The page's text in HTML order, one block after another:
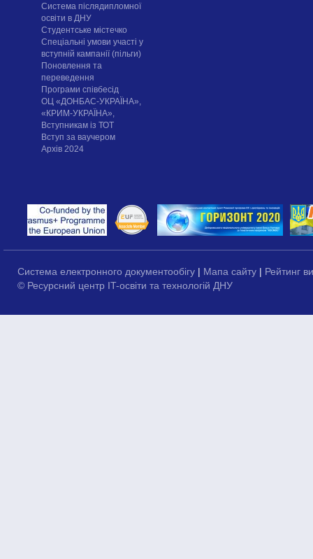
Система післядипломної
освіти в ДНУ
Cтудентське містечко
Спеціальні умови участі у
вступній кампанії (пільги)
Поновлення та
переведення
Програми співбесід
ОЦ «ДОНБАС-УКРАЇНА»,
«КРИМ-УКРАЇНА»,
Вступникам із ТОТ
Вступ за ваучером
Архів 2024
Система електронного документообігу | Мапа сайту | Рейтинг
© Ресурсний центр IT-освіти та технологій ДНУ